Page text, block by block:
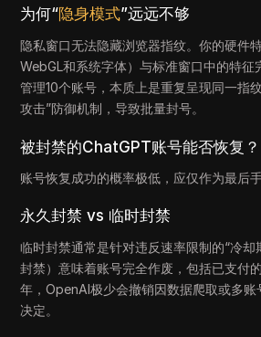
为何“隐身模式”远远不够
隐私窗口无法隐藏浏览器指纹。你的硬件
WebGL和系统字体）与标准窗口中的特征
管理10个账号，本质上是重复呈现同一指
攻击”防御机制，导致批量封号。
被封禁的ChatGPT账号能否恢复？
账号恢复成功的概率极低，应仅作为最后手
永久封禁 vs 临时封禁
临时封禁通常是针对违反速率限制的“冷却
封禁）意味着账号完全作废，包括已支付
年，OpenAI极少会撤销因数据爬取或多账
决定。